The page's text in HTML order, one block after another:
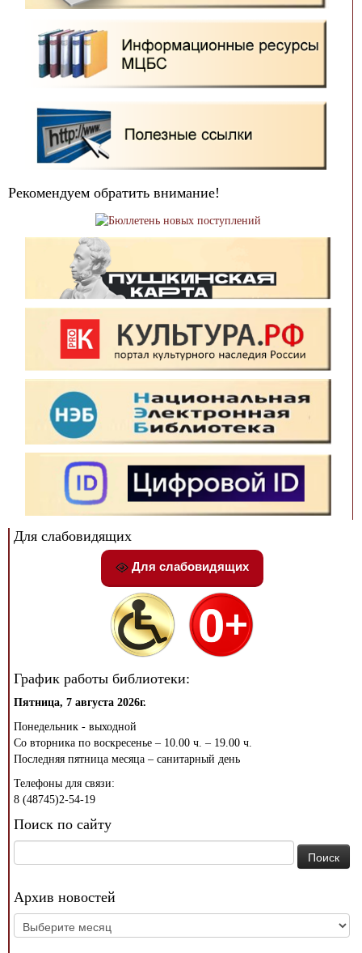
Рекомендуем обратить внимание!
Для слабовидящих
Для слабовидящих
График работы библиотеки:
Пятница, 7 августа 2026г.
Понедельник - выходной
Со вторника по воскресенье – 10.00 ч. – 19.00 ч.
Последняя пятница месяца – санитарный день
Телефоны для связи:
8 (48745)2-54-19
Поиск по сайту
Архив новостей
Архив
новостей